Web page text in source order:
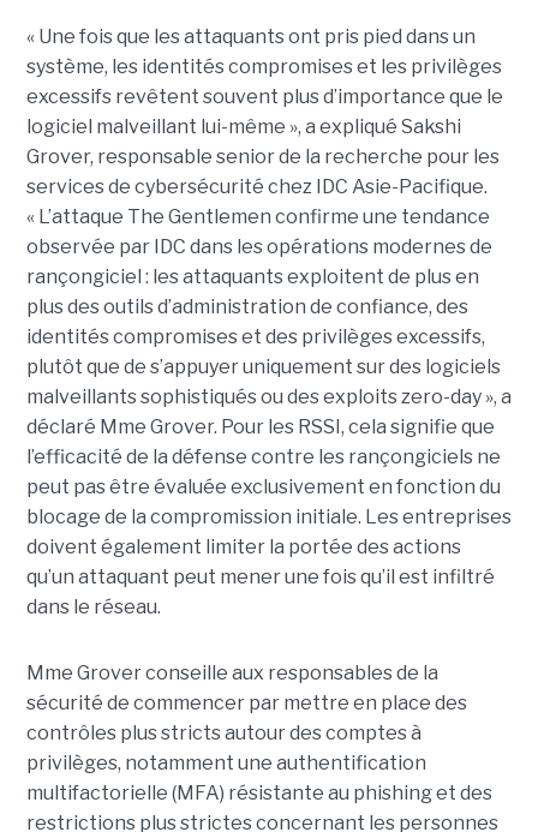
« Une fois que les attaquants ont pris pied dans un
système, les identités compromises et les privilèges
excessifs revêtent souvent plus d’importance que le
logiciel malveillant lui-même », a expliqué Sakshi
Grover, responsable senior de la recherche pour les
services de cybersécurité chez IDC Asie-Pacifique.
« L’attaque The Gentlemen confirme une tendance
observée par IDC dans les opérations modernes de
rançongiciel : les attaquants exploitent de plus en
plus des outils d’administration de confiance, des
identités compromises et des privilèges excessifs,
plutôt que de s’appuyer uniquement sur des logiciels
malveillants sophistiqués ou des exploits zero-day », a
déclaré Mme Grover. Pour les RSSI, cela signifie que
l’efficacité de la défense contre les rançongiciels ne
peut pas être évaluée exclusivement en fonction du
blocage de la compromission initiale. Les entreprises
doivent également limiter la portée des actions
qu’un attaquant peut mener une fois qu’il est infiltré
dans le réseau.
Mme Grover conseille aux responsables de la
sécurité de commencer par mettre en place des
contrôles plus stricts autour des comptes à
privilèges, notamment une authentification
multifactorielle (MFA) résistante au phishing et des
restrictions plus strictes concernant les personnes